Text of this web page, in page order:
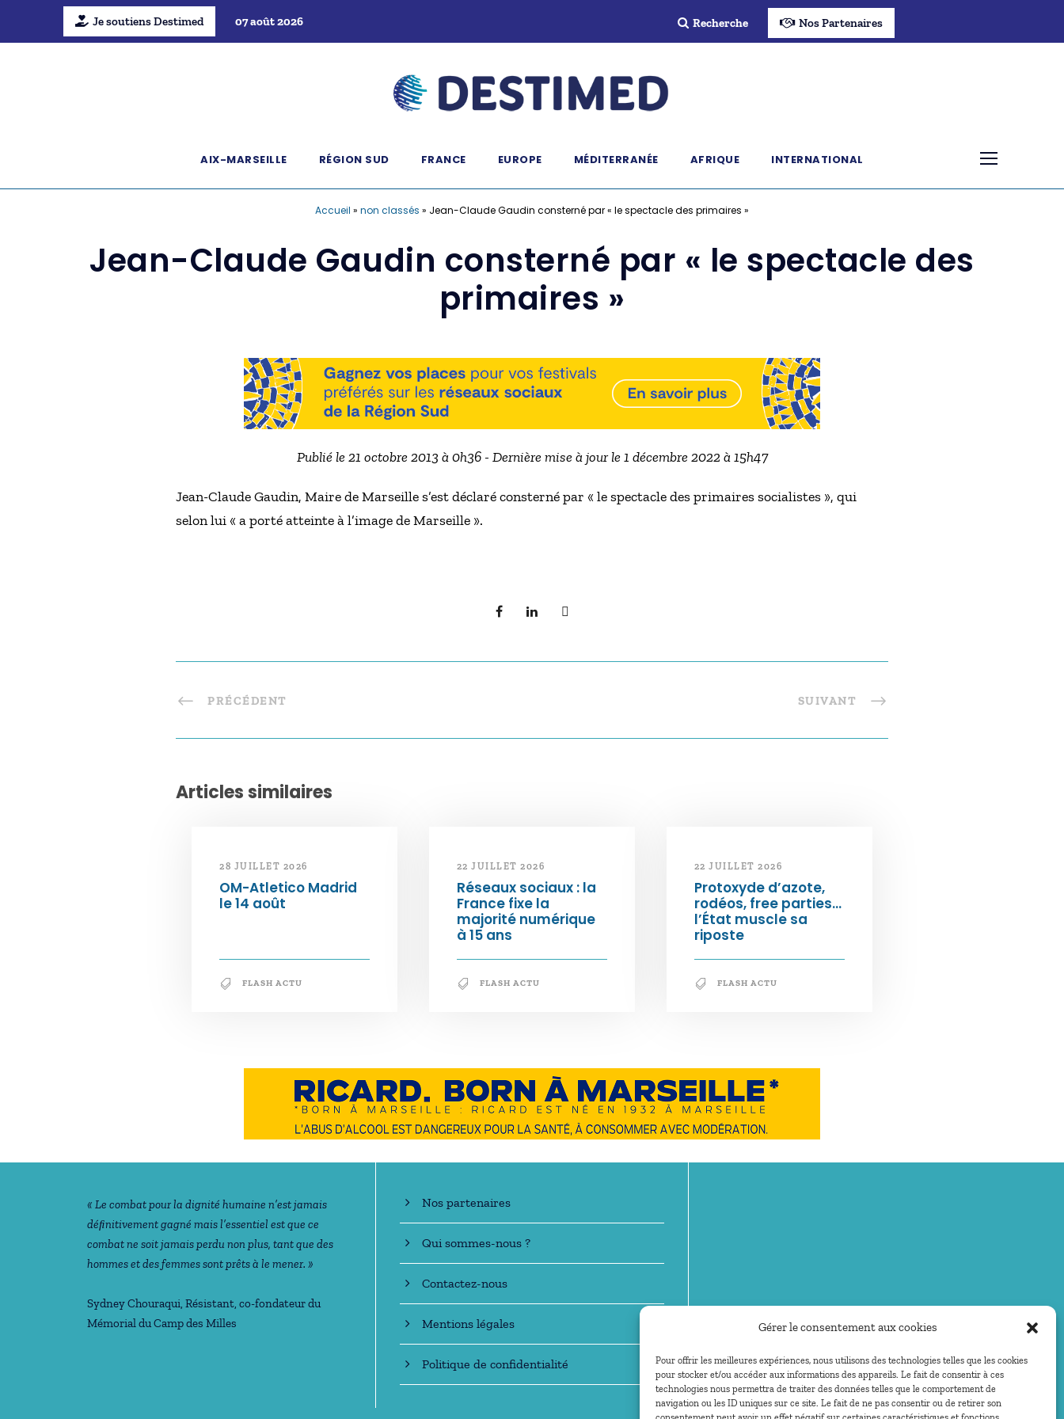
Gérer le consentement aux cookies
Pour offrir les meilleures expériences, nous utilisons des technologies telles que les cookies
pour stocker et/ou accéder aux informations des appareils. Le fait de consentir à ces
technologies nous permettra de traiter des données telles que le comportement de
navigation ou les ID uniques sur ce site. Le fait de ne pas consentir ou de retirer son
Je soutiens Destimed 07 août 2026 Recherche Nos Partenaires
AIX-MARSEILLE RÉGION SUD FRANCE EUROPE MÉDITERRANÉE AFRIQUE INTERNATIONAL
Accueil » non classés » Jean-Claude Gaudin consterné par « le spectacle des primaires »
Jean-Claude Gaudin consterné par « le spectacle des
primaires »
Publié le 21 octobre 2013 à 0h36 - Dernière mise à jour le 1 décembre 2022 à 15h47
Jean-Claude Gaudin, Maire de Marseille s’est déclaré consterné par « le spectacle des primaires socialistes », qui
selon lui « a porté atteinte à l’image de Marseille ».
PRÉCÉDENT SUIVANT
Articles similaires
28 JUILLET 2026
OM-Atletico Madrid
le 14 août
FLASH ACTU
22 JUILLET 2026
Réseaux sociaux : la
France fixe la
majorité numérique
à 15 ans
FLASH ACTU
22 JUILLET 2026
Protoxyde d’azote,
rodéos, free parties…
l’État muscle sa
riposte
FLASH ACTU
Notre philosophie
« Le combat pour la dignité humaine n’est jamais
déﬁnitivement gagné mais l’essentiel est que ce
combat ne soit jamais perdu non plus, tant que des
hommes et des femmes sont prêts à le mener. »
Sydney Chouraqui, Résistant, co-fondateur du
Mémorial du Camp des Milles
En savoir +
Nos partenaires
Qui sommes-nous ?
Contactez-nous
Mentions légales
Politique de confidentialité